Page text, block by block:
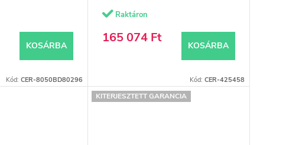
KOSÁRBA
Kód: CER-8050BD80296
Raktáron
165 074 Ft
KOSÁRBA
Kód: CER-425458
KITERJESZTETT GARANCIA